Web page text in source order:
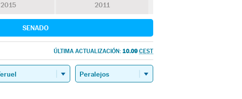
2015 2011
SENADO
ÚLTIMA ACTUALIZACIÓN: 10.09 CEST